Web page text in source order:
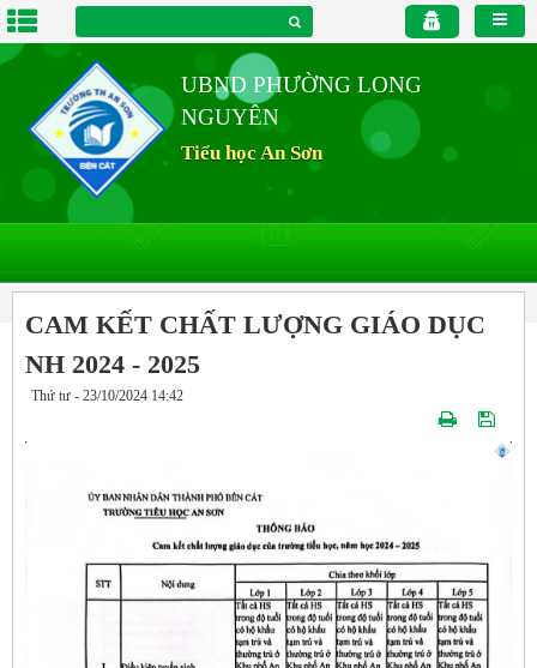
UBND PHƯỜNG LONG
NGUYÊN
Tiểu học An Sơn
CAM KẾT CHẤT LƯỢNG GIÁO DỤC
NH 2024 - 2025
Thứ tư - 23/10/2024 14:42